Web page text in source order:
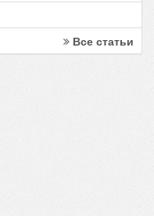
Все статьи